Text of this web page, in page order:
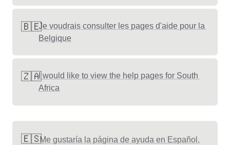
🇧🇪Je voudrais consulter les pages d'aide pour la
Belgique
🇿🇦I would like to view the help pages for South
Africa
🇪🇸Me gustaría la página de ayuda en Español.